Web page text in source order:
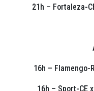
21h – Fortaleza-
16h – Flamengo-
16h – Sport-CE